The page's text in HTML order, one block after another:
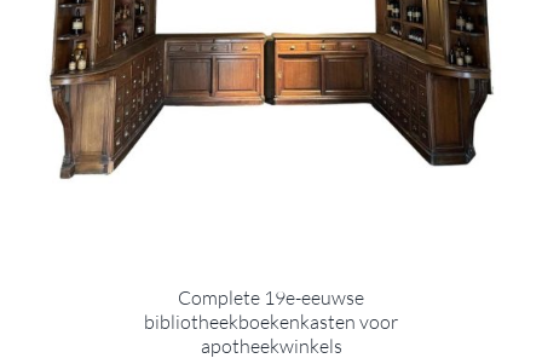
Complete 19e-eeuwse
bibliotheekboekenkasten voor
apotheekwinkels